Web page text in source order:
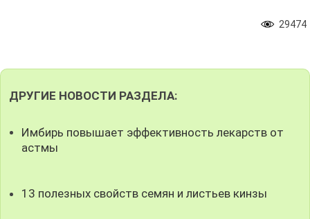
29474
ДРУГИЕ НОВОСТИ РАЗДЕЛА:
Имбирь повышает эффективность лекарств от
астмы
13 полезных свойств семян и листьев кинзы